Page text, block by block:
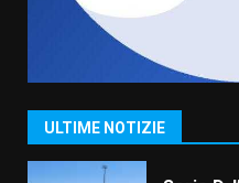
ULTIME NOTIZIE
1
Grande
del
9 Agosto